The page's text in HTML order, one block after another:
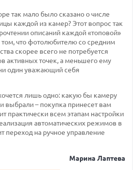
так мало было сказано о числе
каждой из камер? Этот вопрос так
описаний каждой «топовой»
что фотолюбителю со средним
скорее всего не потребуется
активных точек, а меньшего ему
один уважающий себя
лишь одно: какую бы камеру
выбрали – покупка принесет вам
практически всем этапам настройки
автоматических режимов в
переход на ручное управление
Марина Лаптева